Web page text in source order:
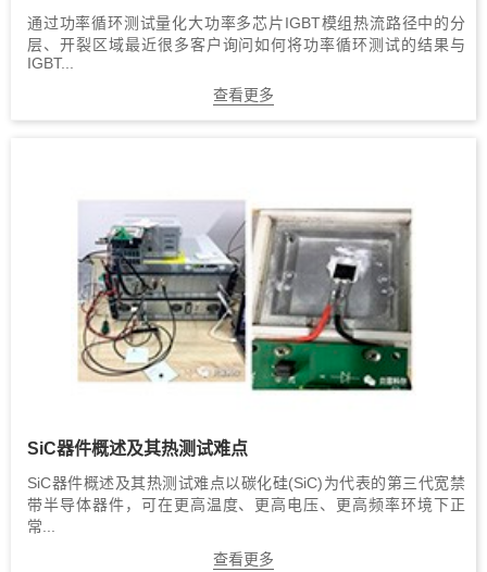
通过功率循环测试量化大功率多芯片IGBT模组热流路径中的分
层、开裂区域最近很多客户询问如何将功率循环测试的结果与
IGBT...
查看更多
SiC器件概述及其热测试难点
SiC器件概述及其热测试难点以碳化硅(SiC)为代表的第三代宽禁
带半导体器件，可在更高温度、更高电压、更高频率环境下正
常...
查看更多